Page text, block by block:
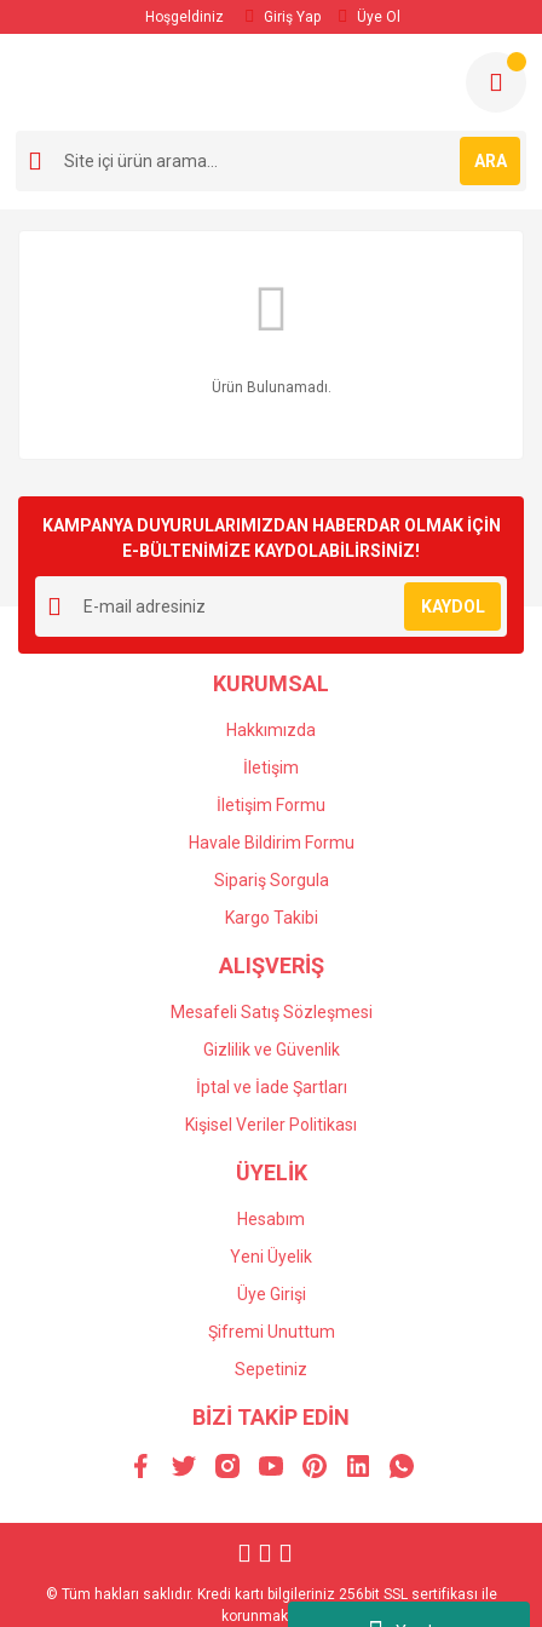
Hoşgeldiniz Giriş Yap Üye Ol
ARA
Ürün Bulunamadı.
KAMPANYA DUYURULARIMIZDAN HABERDAR OLMAK İÇİN
E-BÜLTENİMİZE KAYDOLABİLİRSİNİZ!
KAYDOL
KURUMSAL
Hakkımızda
İletişim
İletişim Formu
Havale Bildirim Formu
Sipariş Sorgula
Kargo Takibi
ALIŞVERİŞ
Mesafeli Satış Sözleşmesi
Gizlilik ve Güvenlik
İptal ve İade Şartları
Kişisel Veriler Politikası
ÜYELİK
Hesabım
Yeni Üyelik
Üye Girişi
Şifremi Unuttum
Sepetiniz
BİZİ TAKİP EDİN
© Tüm hakları saklıdır. Kredi kartı bilgileriniz 256bit SSL sertifikası ile
korunmaktadır.